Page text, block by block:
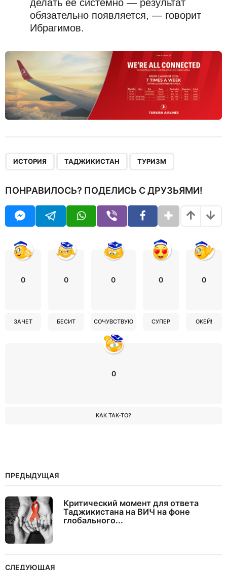
делать её системно — результат
обязательно появляется, — говорит
Ибрагимов.
ИСТОРИЯ ТАДЖИКИСТАН ТУРИЗМ
ПОНРАВИЛОСЬ? ПОДЕЛИСЬ С ДРУЗЬЯМИ!
0
ЗАЧЕТ
0
БЕСИТ
0
СОЧУВСТВУЮ
0
СУПЕР
0
ОКЕЙ!
0
КАК ТАК-ТО?
ПРЕДЫДУЩАЯ
Критический момент для ответа
Таджикистана на ВИЧ на фоне
глобального...
СЛЕДУЮЩАЯ